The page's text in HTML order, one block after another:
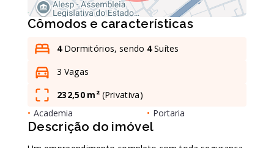
Cômodos e características
4Dormitórios, sendo 4Suítes
3 Vagas
232,50 m² (Privativa)
• Academia • Portaria
Descrição do imóvel